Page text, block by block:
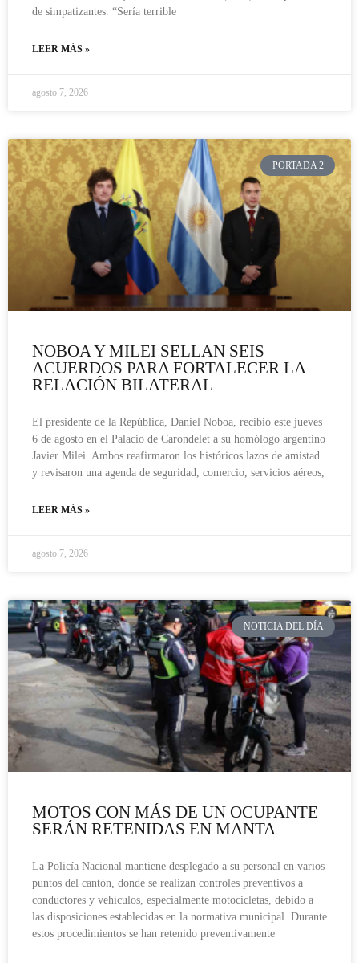
de simpatizantes. “Sería terrible
LEER MÁS »
agosto 7, 2026
PORTADA 2
NOBOA Y MILEI SELLAN SEIS
ACUERDOS PARA FORTALECER LA
RELACIÓN BILATERAL
El presidente de la República, Daniel Noboa, recibió este jueves
6 de agosto en el Palacio de Carondelet a su homólogo argentino
Javier Milei. Ambos reafirmaron los históricos lazos de amistad
y revisaron una agenda de seguridad, comercio, servicios aéreos,
LEER MÁS »
agosto 7, 2026
NOTICIA DEL DÍA
MOTOS CON MÁS DE UN OCUPANTE
SERÁN RETENIDAS EN MANTA
La Policía Nacional mantiene desplegado a su personal en varios
puntos del cantón, donde se realizan controles preventivos a
conductores y vehículos, especialmente motocicletas, debido a
las disposiciones establecidas en la normativa municipal. Durante
estos procedimientos se han retenido preventivamente